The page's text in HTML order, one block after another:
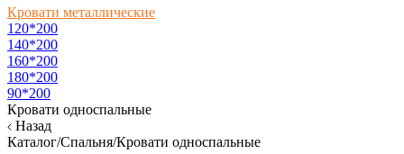
Кровати металлические
120*200
140*200
160*200
180*200
90*200
Кровати односпальные
Назад
Каталог/Спальня/Кровати односпальные